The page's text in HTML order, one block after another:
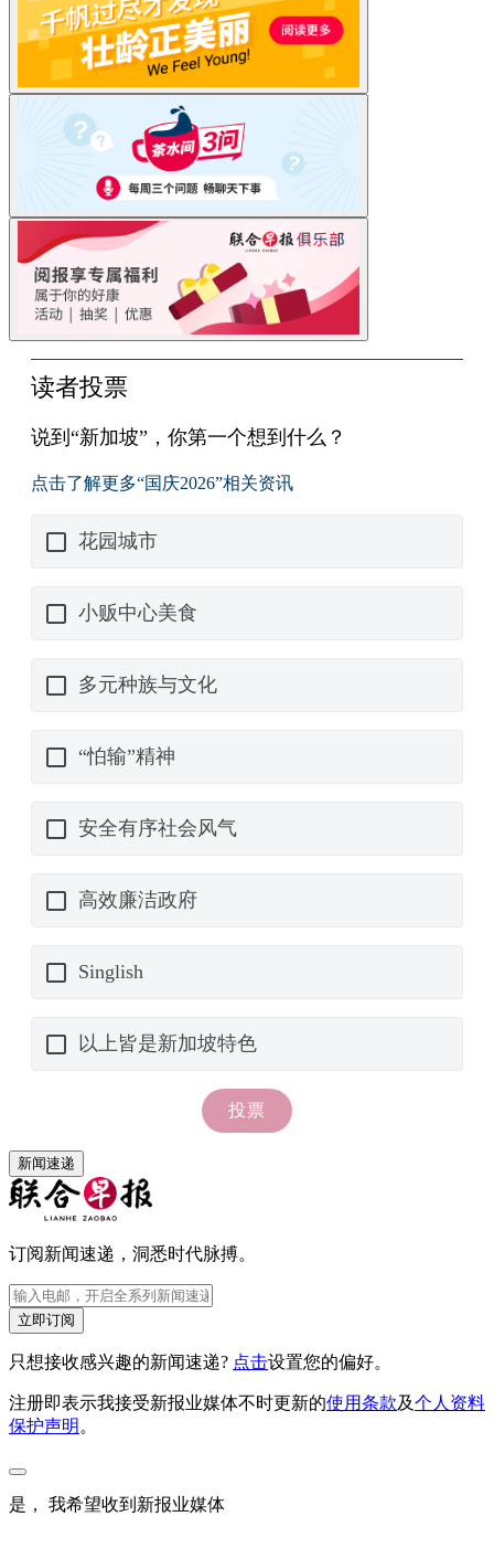
新闻速递
订阅新闻速递，洞悉时代脉搏。
立即订阅
只想接收感兴趣的新闻速递? 点击设置您的偏好。
注册即表示我接受新报业媒体不时更新的使用条款及个人资料
保护声明 。
是， 我希望收到新报业媒体